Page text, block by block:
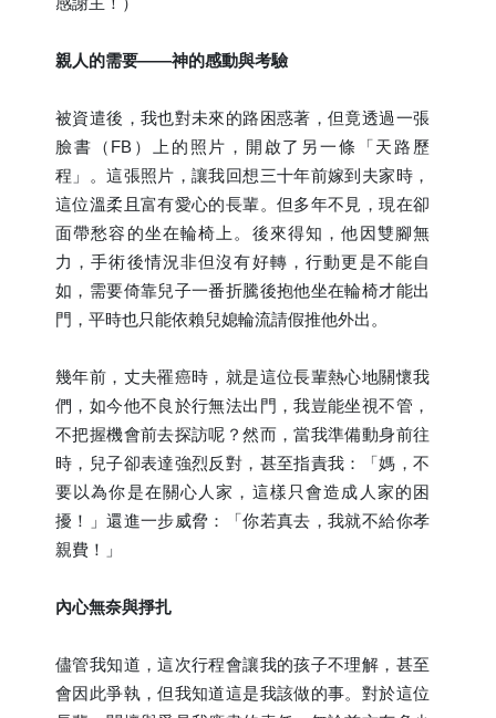
親人的需要——神的感動與考驗
被資遣後，我也對未來的路困惑著，但竟透過一張
臉書（FB）上的照片，開啟了另一條「天路歷
程」。這張照片，讓我回想三十年前嫁到夫家時，
這位溫柔且富有愛心的長輩。但多年不見，現在卻
面帶愁容的坐在輪椅上。後來得知，他因雙腳無
力，手術後情況非但沒有好轉，行動更是不能自
如，需要倚靠兒子一番折騰後抱他坐在輪椅才能出
門，平時也只能依賴兒媳輪流請假推他外出。
幾年前，丈夫罹癌時，就是這位長輩熱心地關懷我
們，如今他不良於行無法出門，我豈能坐視不管，
不把握機會前去探訪呢？然而，當我準備動身前往
時，兒子卻表達強烈反對，甚至指責我：「媽，不
要以為你是在關心人家，這樣只會造成人家的困
擾！」還進一步威脅：「你若真去，我就不給你孝
親費！」
內心無奈與掙扎
儘管我知道，這次行程會讓我的孩子不理解，甚至
會因此爭執，但我知道這是我該做的事。對於這位